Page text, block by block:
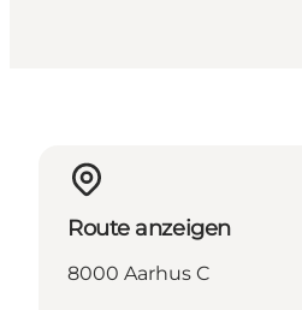
Route anzeigen
8000 Aarhus C